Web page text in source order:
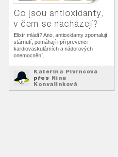
Co jsou antioxidanty,
v čem se nacházejí?
Elixír mládí? Ano, antioxidanty zpomalují
stárnutí, pomáhají i při prevenci
kardiovaskulárních a nádorových
onemocnění.
Kateřina Pivrncová
přes Nina
Konvalinková
naZajímavé :-)